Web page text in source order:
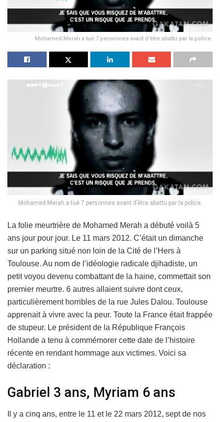
Mohamed Merah a tué 7 personnes avant d'être abattu par la police.
Mohamed Merah a tué 7 personnes avant d’être abattu par la police.
La folie meurtrière de Mohamed Merah a débuté voilà 5
ans jour pour jour. Le 11 mars 2012. C’était un dimanche
sur un parking situé non loin de la Cité de l’Hers à
Toulouse. Au nom de l’idéologie radicale djihadiste, un
petit voyou devenu combattant de la haine, commettait son
premier meurtre. 6 autres allaient suivre dont ceux,
particulièrement horribles de la rue Jules Dalou. Toulouse
apprenait à vivre avec la peur. Toute la France était frappée
de stupeur. Le président de la République François
Hollande a tenu à commémorer cette date de l’histoire
récente en rendant hommage aux victimes. Voici sa
déclaration :
Gabriel 3 ans, Myriam 6 ans
Il y a cinq ans, entre le 11 et le 22 mars 2012, sept de nos